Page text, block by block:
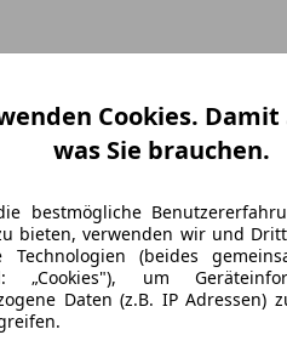
Cookies.
was Sie brauchen.
bestmögliche
bieten, verwenden wir und
Technologien (beides
„Cookies"), um
Daten (z.B. IP Adressen)